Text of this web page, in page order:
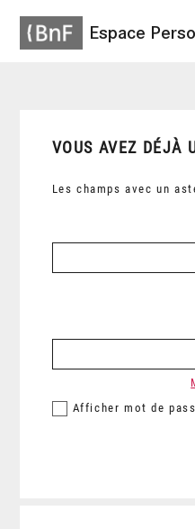
Espace
VOUS AVEZ DÉJÀ
Les champs avec un
Afficher mot de